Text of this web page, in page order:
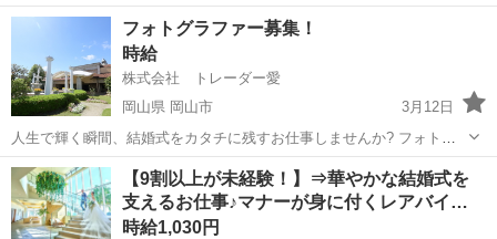
社は老舗の宴会場で結婚式、会議場、試験場などとして地域の皆様に
愛されております。 特に男性を若い方からご年配まで募集しておりま
す。仕事未経験...
北海道 室蘭市 結婚式場
フォトグラファー募集！
時給
株式会社 トレーダー愛
岡山県 岡山市
3月12日
人生で輝く瞬間、結婚式をカタチに残すお仕事しませんか? フォトグ
ラファー募集！ まずはアシスタンからでOK！ 具体的な内容 平日は
「前撮の撮影」や「前撮の振付」 結婚式前にお写真を撮る「前撮」に
携わって頂き...
岡山 岡山市 結婚式場 フォトグラファー
【9割以上が未経験！】⇒華やかな結婚式を
支えるお仕事♪マナーが身に付くレアバイ…
時給1,030円